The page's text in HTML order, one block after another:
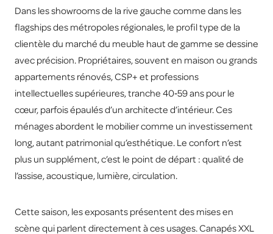
Dans les showrooms de la rive gauche comme dans les
flagships des métropoles régionales, le profil type de la
clientèle du marché du meuble haut de gamme se dessine
avec précision. Propriétaires, souvent en maison ou grands
appartements rénovés, CSP+ et professions
intellectuelles supérieures, tranche 40‑59 ans pour le
cœur, parfois épaulés d’un architecte d’intérieur. Ces
ménages abordent le mobilier comme un investissement
long, autant patrimonial qu’esthétique. Le confort n’est
plus un supplément, c’est le point de départ : qualité de
l’assise, acoustique, lumière, circulation.
Cette saison, les exposants présentent des mises en
scène qui parlent directement à ces usages. Canapés XXL